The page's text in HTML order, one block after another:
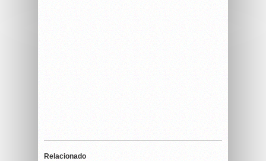
Relacionado